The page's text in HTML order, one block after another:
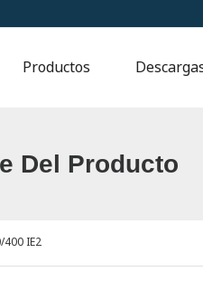
Productos
Del Producto
400 IE2